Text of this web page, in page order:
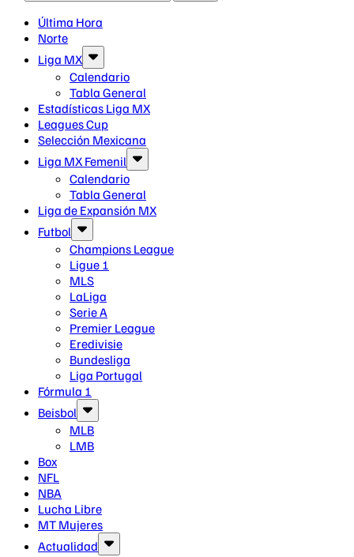
Última Hora
Norte
Liga MX
Calendario
Tabla General
Estadísticas Liga MX
Leagues Cup
Selección Mexicana
Liga MX Femenil
Calendario
Tabla General
Liga de Expansión MX
Futbol
Champions League
Ligue 1
MLS
LaLiga
Serie A
Premier League
Eredivisie
Bundesliga
Liga Portugal
Fórmula 1
Beisbol
MLB
LMB
Box
NFL
NBA
Lucha Libre
MT Mujeres
Actualidad